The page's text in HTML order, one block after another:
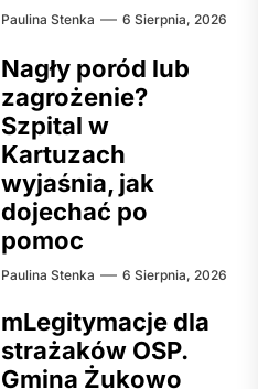
Paulina Stenka 6 Sierpnia, 2026
Nagły poród lub
zagrożenie?
Szpital w
Kartuzach
wyjaśnia, jak
dojechać po
pomoc
Paulina Stenka 6 Sierpnia, 2026
mLegitymacje dla
strażaków OSP.
Gmina Żukowo